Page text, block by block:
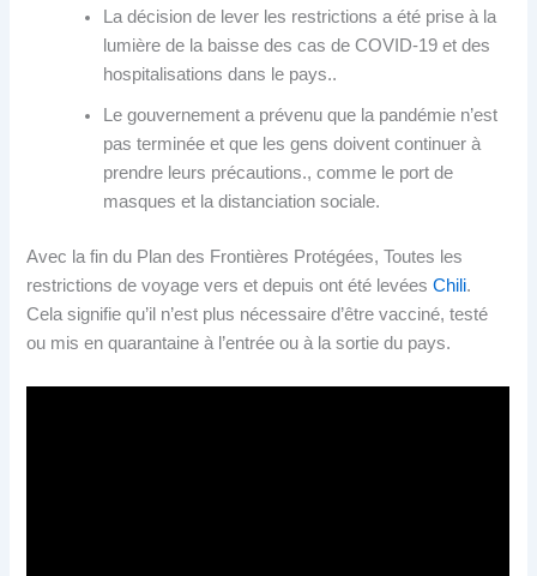
La décision de lever les restrictions a été prise à la
lumière de la baisse des cas de COVID-19 et des
hospitalisations dans le pays..
Le gouvernement a prévenu que la pandémie n’est
pas terminée et que les gens doivent continuer à
prendre leurs précautions., comme le port de
masques et la distanciation sociale.
Avec la fin du Plan des Frontières Protégées, Toutes les
restrictions de voyage vers et depuis ont été levéesChili.
Cela signifie qu’il n’est plus nécessaire d’être vacciné, testé
ou mis en quarantaine à l’entrée ou à la sortie du pays.